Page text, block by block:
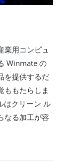
業用コンピュ
Winmate の
を提供するだ
ももたらしま
はクリーン ル
なる加工が容